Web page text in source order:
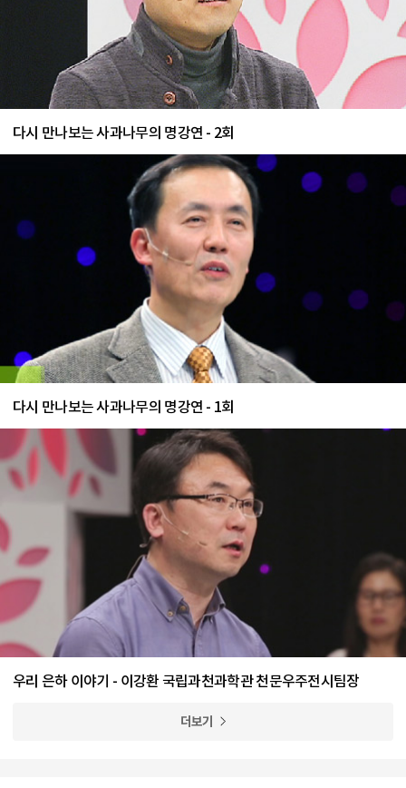
다시 만나보는 사과나무의 명강연 - 2회
다시 만나보는 사과나무의 명강연 - 1회
우리 은하 이야기 - 이강환 국립과천과학관 천문우주전시팀장
더보기